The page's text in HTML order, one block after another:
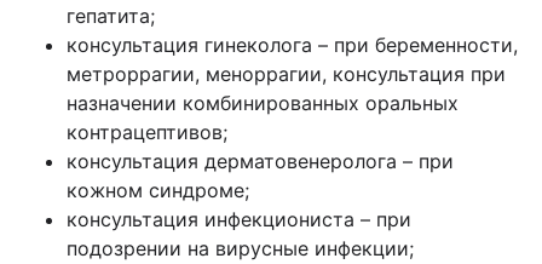
гепатита;
консультация гинеколога – при беременности,
метроррагии, меноррагии, консультация при
назначении комбинированных оральных
контрацептивов;
консультация дерматовенеролога – при
кожном синдроме;
консультация инфекциониста – при
подозрении на вирусные инфекции;